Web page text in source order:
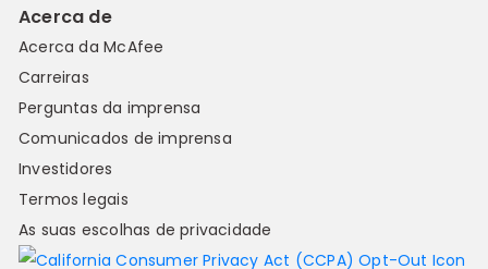
Acerca de
Acerca da McAfee
Carreiras
Perguntas da imprensa
Comunicados de imprensa
Investidores
Termos legais
As suas escolhas de privacidade